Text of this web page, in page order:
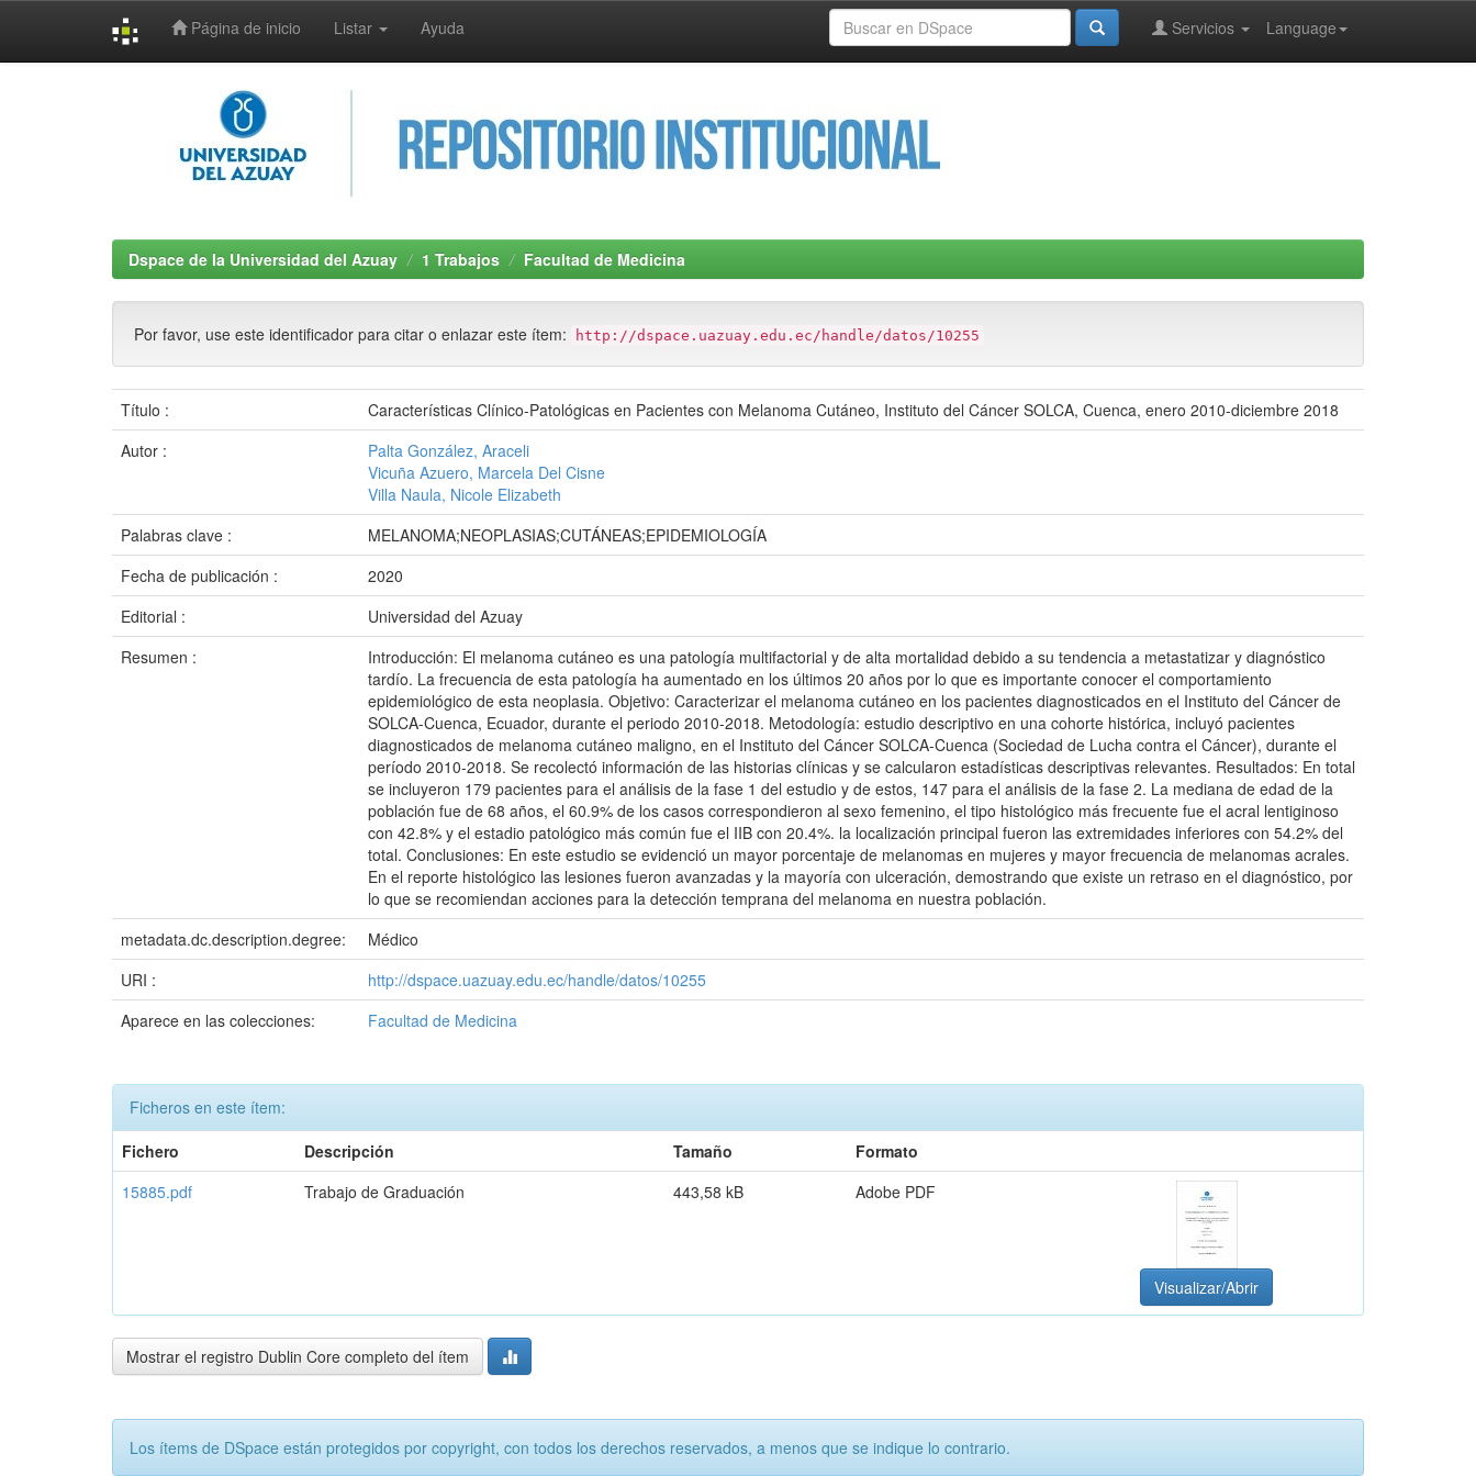
Página de inicio Listar Ayuda Language
Servicios
Dspace de la Universidad del Azuay 1 Trabajos Facultad de Medicina
Por favor, use este identificador para citar o enlazar este ítem: http://dspace.uazuay.edu.ec/handle/datos/10255
Título :
Características Clínico-Patológicas en Pacientes con Melanoma Cutáneo, Instituto del Cáncer SOLCA, Cuenca, enero 2010-diciembre 2018
Autor :
Palta González, Araceli
Vicuña Azuero, Marcela Del Cisne
Villa Naula, Nicole Elizabeth
Palabras clave :
MELANOMA;NEOPLASIAS;CUTÁNEAS;EPIDEMIOLOGÍA
Fecha de publicación :
2020
Editorial :
Universidad del Azuay
Resumen :
Introducción: El melanoma cutáneo es una patología multifactorial y de alta mortalidad debido a su tendencia a metastatizar y diagnóstico
tardío. La frecuencia de esta patología ha aumentado en los últimos 20 años por lo que es importante conocer el comportamiento
epidemiológico de esta neoplasia. Objetivo: Caracterizar el melanoma cutáneo en los pacientes diagnosticados en el Instituto del Cáncer de
SOLCA-Cuenca, Ecuador, durante el periodo 2010-2018. Metodología: estudio descriptivo en una cohorte histórica, incluyó pacientes
diagnosticados de melanoma cutáneo maligno, en el Instituto del Cáncer SOLCA-Cuenca (Sociedad de Lucha contra el Cáncer), durante el
período 2010-2018. Se recolectó información de las historias clínicas y se calcularon estadísticas descriptivas relevantes. Resultados: En total
se incluyeron 179 pacientes para el análisis de la fase 1 del estudio y de estos, 147 para el análisis de la fase 2. La mediana de edad de la
población fue de 68 años, el 60.9% de los casos correspondieron al sexo femenino, el tipo histológico más frecuente fue el acral lentiginoso
con 42.8% y el estadio patológico más común fue el IIB con 20.4%. la localización principal fueron las extremidades inferiores con 54.2% del
total. Conclusiones: En este estudio se evidenció un mayor porcentaje de melanomas en mujeres y mayor frecuencia de melanomas acrales.
En el reporte histológico las lesiones fueron avanzadas y la mayoría con ulceración, demostrando que existe un retraso en el diagnóstico, por
lo que se recomiendan acciones para la detección temprana del melanoma en nuestra población.
metadata.dc.description.degree:
Médico
URI :
http://dspace.uazuay.edu.ec/handle/datos/10255
Aparece en las colecciones:
Facultad de Medicina
Ficheros en este ítem:
Fichero
Descripción Tamaño
Formato
15885.pdf
Trabajo de Graduación 443,58 kB Adobe PDF
Visualizar/Abrir
Mostrar el registro Dublin Core completo del ítem
Los ítems de DSpace están protegidos por copyright, con todos los derechos reservados, a menos que se indique lo contrario.